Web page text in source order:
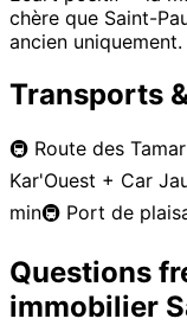
chère que Saint-
ancien uniquement.
Transports
🚇 Route des
Kar'Ouest + Car
min🚇 Port de
Questions
immobilier